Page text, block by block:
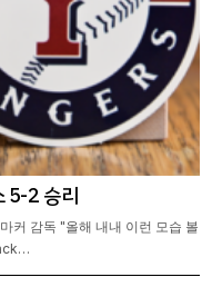
5-2 승리
커 감독 "올해 내내 이런 모습 볼